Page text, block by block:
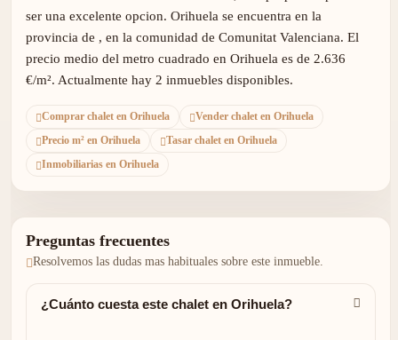
ser una excelente opcion. Orihuela se encuentra en la
provincia de , en la comunidad de Comunitat Valenciana. El
precio medio del metro cuadrado en Orihuela es de 2.636
€/m². Actualmente hay 2 inmuebles disponibles.
Comprar chalet en Orihuela
Vender chalet en Orihuela
Precio m² en Orihuela
Tasar chalet en Orihuela
Inmobiliarias en Orihuela
Preguntas frecuentes
Resolvemos las dudas mas habituales sobre este inmueble.
¿Cuánto cuesta este chalet en Orihuela?